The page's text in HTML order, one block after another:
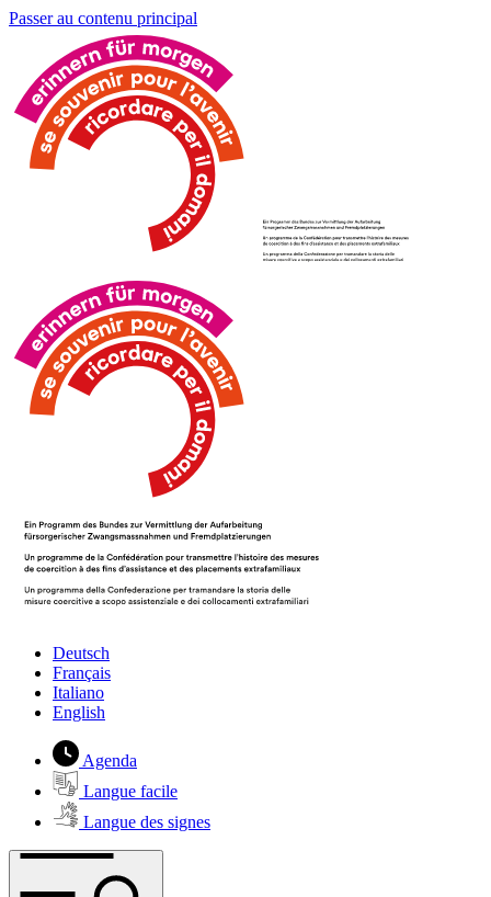
Passer au contenu principal
Deutsch
Français
Italiano
English
Agenda
Langue facile
Langue des signes